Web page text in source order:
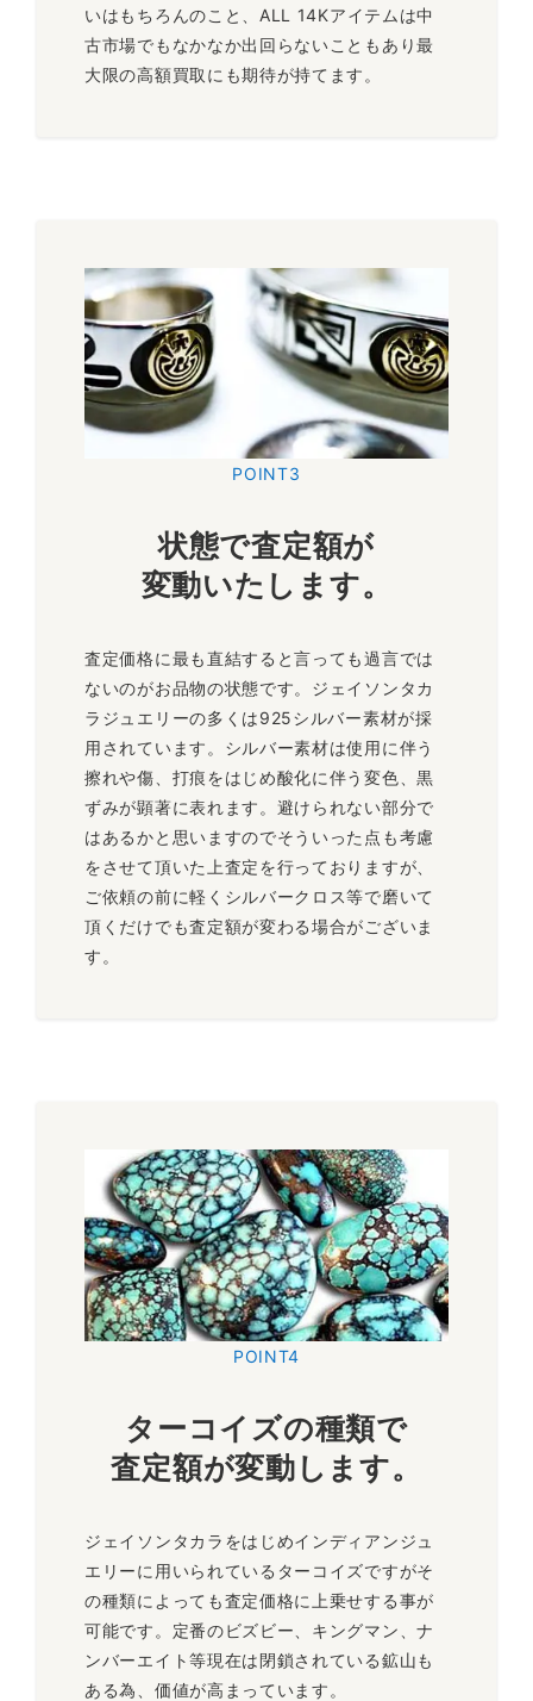
いはもちろんのこと、ALL 14Kアイテムは中
古市場でもなかなか出回らないこともあり最
大限の高額買取にも期待が持てます。
POINT3
状態で査定額が
変動いたします。
査定価格に最も直結すると言っても過言では
ないのがお品物の状態です。ジェイソンタカ
ラジュエリーの多くは925シルバー素材が採
用されています。シルバー素材は使用に伴う
擦れや傷、打痕をはじめ酸化に伴う変色、黒
ずみが顕著に表れます。避けられない部分で
はあるかと思いますのでそういった点も考慮
をさせて頂いた上査定を行っておりますが、
ご依頼の前に軽くシルバークロス等で磨いて
頂くだけでも査定額が変わる場合がございま
す。
POINT4
ターコイズの種類で
査定額が変動します。
ジェイソンタカラをはじめインディアンジュ
エリーに用いられているターコイズですがそ
の種類によっても査定価格に上乗せする事が
可能です。定番のビズビー、キングマン、ナ
ンバーエイト等現在は閉鎖されている鉱山も
ある為、価値が高まっています。